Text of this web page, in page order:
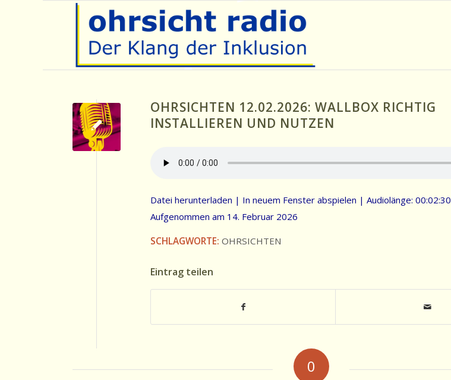
OHRSICHTEN 12.02.2026: WALLBOX RICHTIG
INSTALLIEREN UND NUTZEN
Datei herunterladen | In neuem Fenster abspielen | Audiolänge: 00:02:30
Aufgenommen am 14. Februar 2026
SCHLAGWORTE: OHRSICHTEN
Eintrag teilen
0